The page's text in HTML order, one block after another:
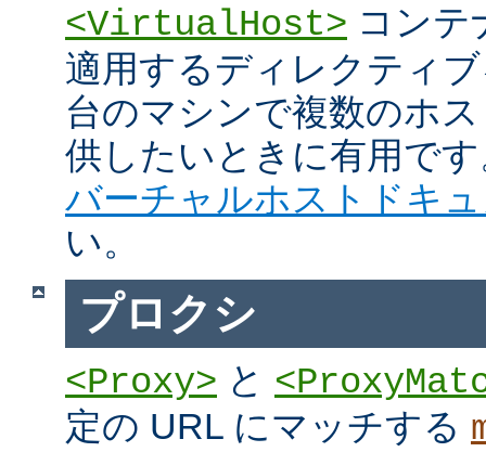
<VirtualHost> コンテ
適用するディレクティ
台のマシンで複数のホ
供したいときに有用で
バーチャルホストドキ
い。
プロクシ
<Proxy> と
定の URL にマッチする